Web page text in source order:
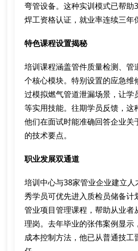
弯管设备。这种实训模式已帮助
焊工资格认证，就业率连续三年
特色课程设置揭秘
培训课程涵盖管件质量检测、管
个核心模块。特别设置的应急维
过模拟燃气管道泄漏场景，让学
等实用技能。往期学员反馈，这
他们在面试时能准确回答企业关
的技术要点。
职业发展双通道
培训中心与38家管业企业建立
秀学员可优先进入质检员储备计
管业项目管理课程，帮助从业者
理岗。去年毕业的张伟案例显示
成本控制方法，他已从普通技工